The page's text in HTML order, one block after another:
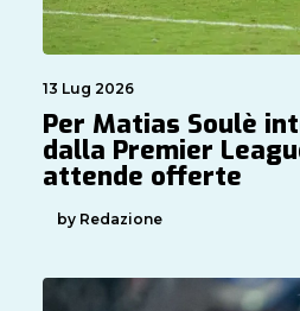
13 Lug 2026
Per Matias Soulè
dalla Premier
attende offerte
by Redazione